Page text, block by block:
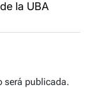
la UBA
será publicada.